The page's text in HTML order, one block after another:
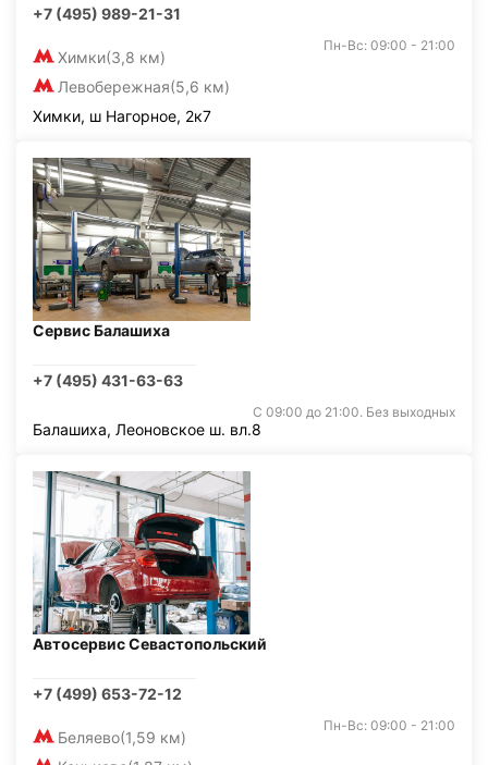
+7 (495) 989-21-31
Химки(3,8 км)
Левобережная(5,6 км)
Пн-Вс: 09:00 - 21:00
Химки, ш Нагорное, 2к7
Сервис Балашиха
+7 (495) 431-63-63
С 09:00 до 21:00. Без выходных
Балашиха, Леоновское ш. вл.8
Автосервис Севастопольский
+7 (499) 653-72-12
Беляево(1,59 км)
Пн-Вс: 09:00 - 21:00